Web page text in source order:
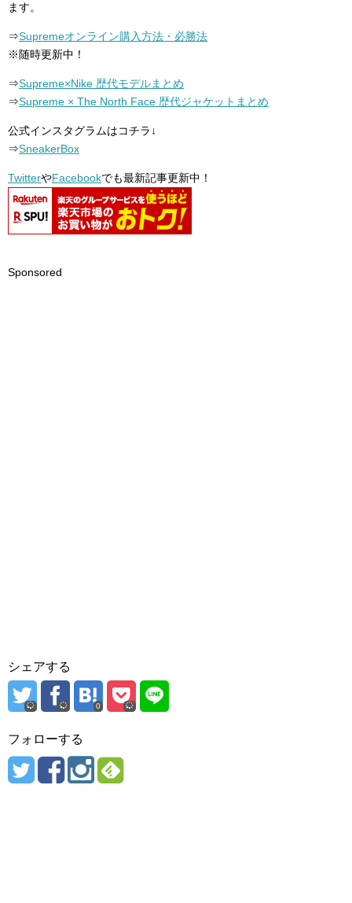
ます。
⇒Supremeオンライン購入方法・必勝法
※随時更新中！
⇒Supreme×Nike 歴代モデルまとめ
⇒Supreme × The North Face 歴代ジャケットまとめ
公式インスタグラムはコチラ↓
⇒SneakerBox
TwitterやFacebookでも最新記事更新中！
Sponsored
シェアする
0
フォローする